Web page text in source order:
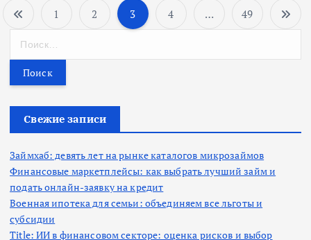
П
а
и
н
а
1 2 3 4 … 49
т
Свежие записи
Займхаб: девять лет на рынке каталогов микрозаймов
Финансовые маркетплейсы: как выбрать лучший займ и
подать онлайн-заявку на кредит
Военная ипотека для семьи: объединяем все льготы и
субсидии
Title: ИИ в финансовом секторе: оценка рисков и выбор